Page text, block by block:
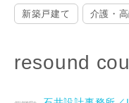
新築戸建て 介護・
resound